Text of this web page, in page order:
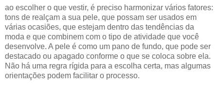
ao escolher o que vestir, é preciso harmonizar vários fatores:
tons de realçam a sua pele, que possam ser usados em
várias ocasiões, que estejam dentro das tendências da
moda e que combinem com o tipo de atividade que você
desenvolve. A pele é como um pano de fundo, que pode ser
destacado ou apagado conforme o que se coloca sobre ela.
Não há uma regra rígida para a escolha certa, mas algumas
orientações podem facilitar o processo.